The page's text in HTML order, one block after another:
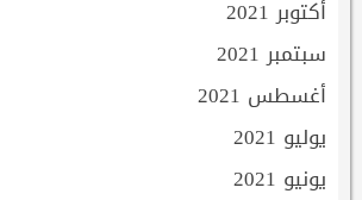
أكتوبر 2021
سبتمبر 2021
أغسطس 2021
يوليو 2021
يونيو 2021